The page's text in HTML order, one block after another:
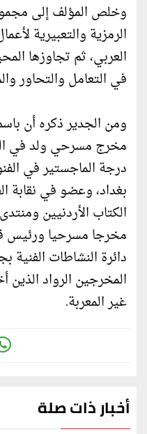
وخلص المؤلف إلى
الرمزية والتعبيرية
العربي، ثم تجاوزها
في التعامل والتحاور
ومن الجدير ذكره أن
درجة الماجستير في
بغداد، وعضو في نقابة
الكتاب الأردنيين
مخرجا مسرحيا ورئيس
دائرة النشاطات الفنية
المخرجين الرواد الذين
غير المعربة.
أخبار ذات صلة